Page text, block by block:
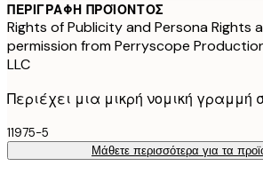
ΠΕΡΙΓΡΑΦΉ ΠΡΟΪΌΝΤΟΣ
Rights of Publicity and Persona Rights
permission from Perryscope
LLC
Περιέχει μια μικρή νομική γραμμή
11975-5
Μάθετε περισσότερα για τα